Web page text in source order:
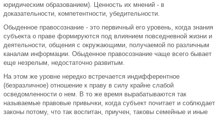
юридическим образованием). Ценность их мнений - в
доказательности, компетентности, убедительности.
Обыденное правосознание - это первичный его уровень, когда знания
субъекта о праве формируются под влиянием повседневной жизни и
деятельности, общения с окружающими, получаемой по различным
каналам информации. Обыденное правосознание чаще всего бывает
еще незрелым, недостаточно развитым.
На этом же уровне нередко встречается индифферентное
(безразличное) отношение к праву в силу крайне слабой
осведомленности о нем. В то же время вырабатываются так
называемые правовые привычки, когда субъект почитает и соблюдает
законы потому, что так воспитан, приучен, таковы семейные и иные